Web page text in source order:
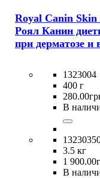
Royal Canin
Роял Канин
при дерматозе
1323004
400 г
280.00
В
3.5 кг
1 900.00
В